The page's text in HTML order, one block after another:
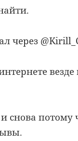
через
снова потому